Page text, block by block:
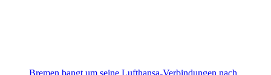
Bremen bangt um seine Lufthansa-Verbindungen nach…